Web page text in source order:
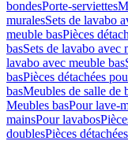
bondesPorte-serviettes
muralesSets de lavabo
meuble basPièces
basSets de lavabo avec
lavabo avec meuble bas
basPièces détachées
basMeubles de salle de
Meubles basPour lave-
mainsPour lavabos
doublesPièces